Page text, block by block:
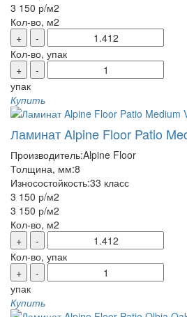
3 150 р/м2
Кол-во, м2
+
-
Кол-во, упак
+
-
упак
Купить
Ламинат Alpine Floor Patio
Производитель:Alpine Floor
Толщина, мм:8
Износостойкость:33 класс
3 150 р/м2
3 150 р/м2
Кол-во, м2
+
-
Кол-во, упак
+
-
упак
Купить